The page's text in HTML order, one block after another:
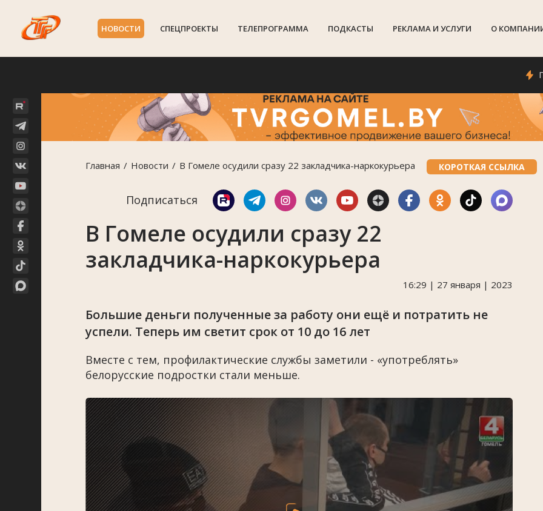
НОВОСТИ СПЕЦПРОЕКТЫ ТЕЛЕПРОГРАММА ПОДКАСТЫ РЕКЛАМА И УСЛУГИ О
Главная Новости В Гомеле осудили сразу 22 закладчика-наркокурьера КОРОТКАЯ ССЫЛКА
Подписаться
В Гомеле осудили сразу 22
закладчика-наркокурьера
16:29 | 27 января | 2023
Большие деньги полученные за работу они ещё и потратить не
успели. Теперь им светит срок от 10 до 16 лет
Вместе с тем, профилактические службы заметили - «употреблять»
белорусские подростки стали меньше.